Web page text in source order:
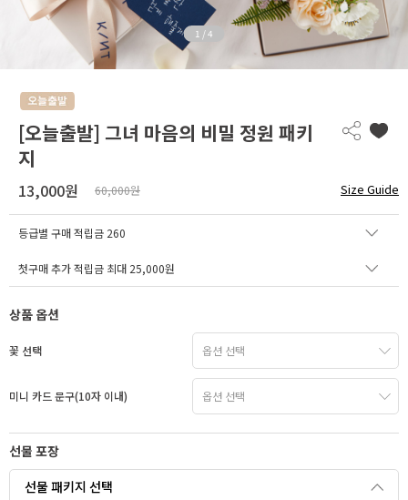
1 /4
[오늘출발] 그녀 마음의 비밀 정원 패키
지
13,000원 60,000원 Size Guide
등급별 구매 적립금 260
첫구매 추가 적립금 최대 25,000원
상품 옵션
꽃 선택
미니 카드 문구(10자 이내)
선물 포장
선물 패키지 선택